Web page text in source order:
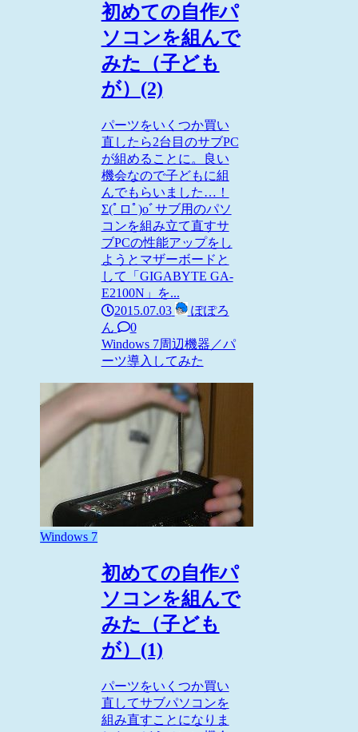
初めての自作パ
ソコンを組んで
みた（子ども
が）(2)
パーツをいくつか買い
直したら2台目のサブPC
が組めることに。良い
機会なので子どもに組
んでもらいました…！
Σ(ﾟロﾟ)oﾞサブ用のパソ
コンを組み立て直すサ
ブPCの性能アップをし
ようとマザーボードと
して「GIGABYTE GA-
E2100N」を...
2015.07.03
ぽぽろ
ん
0
Windows 7周辺機器／パ
ーツ導入してみた
Windows 7
初めての自作パ
ソコンを組んで
みた（子ども
が）(1)
パーツをいくつか買い
直してサブパソコンを
組み直すことになりま